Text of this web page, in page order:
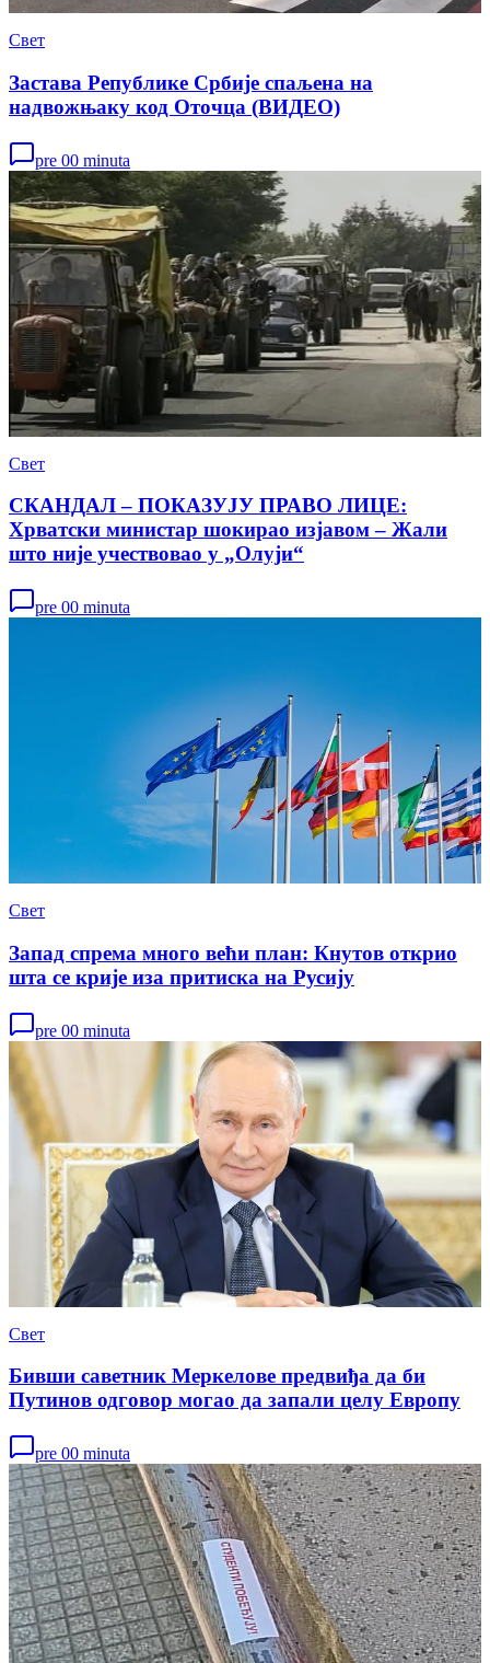
Свет
Застава Републике Србије спаљена на
надвожњаку код Оточца (ВИДЕО)
pre 00 minuta
Свет
СКАНДАЛ – ПОКАЗУЈУ ПРАВО ЛИЦЕ:
Хрватски министар шокирао изјавом – Жали
што није учествовао у „Олуји“
pre 00 minuta
Свет
Запад спрема много већи план: Кнутов открио
шта се крије иза притиска на Русију
pre 00 minuta
Свет
Бивши саветник Меркелове предвиђа да би
Путинов одговор могао да запали целу Европу
pre 00 minuta